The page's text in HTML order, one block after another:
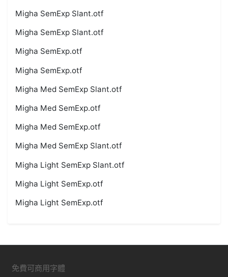
Migha SemExp Slant.otf
Migha SemExp Slant.otf
Migha SemExp.otf
Migha SemExp.otf
Migha Med SemExp Slant.otf
Migha Med SemExp.otf
Migha Med SemExp.otf
Migha Med SemExp Slant.otf
Migha Light SemExp Slant.otf
Migha Light SemExp.otf
Migha Light SemExp.otf
免費可商用字體